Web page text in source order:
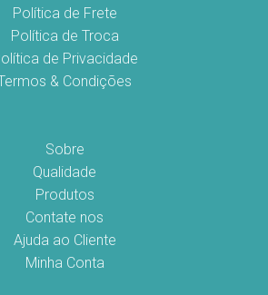
Política de Frete
Política de Troca
de Privacidade
& Condições
Sobre
Qualidade
Produtos
Contate nos
Ajuda ao Cliente
Minha Conta